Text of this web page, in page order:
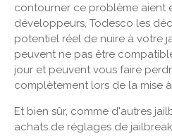
contourner ce problème aient
développeurs, Todesco les
potentiel réel de nuire à votre
peuvent ne pas être
jour et peuvent vous faire
complètement lors de la mise à
Et bien sûr, comme d'autres
achats de réglages de